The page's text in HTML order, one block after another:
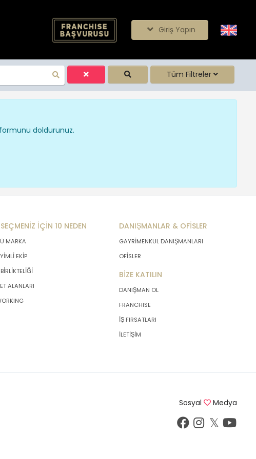
Giriş Yapın
Tüm Filtreler
doldurunuz.
İÇİN 10 NEDEN
MARKA
EKİP
ALANLARI
DANIŞMANLAR & OFİSLER
GAYRİMENKUL DANIŞMANLARI
OFİSLER
BİZE KATILIN
DANIŞMAN OL
FRANCHISE
İŞ FIRSATLARI
İLETİŞİM
Sosyal Medya